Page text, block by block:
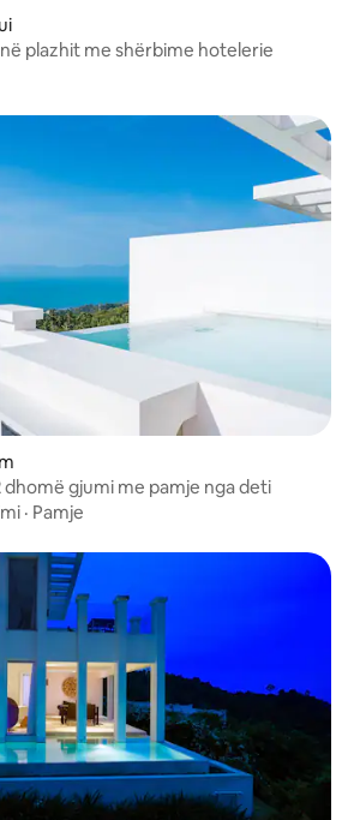
plazhit me shërbime hotelerie
dhomë gjumi me pamje nga deti
· Pamje